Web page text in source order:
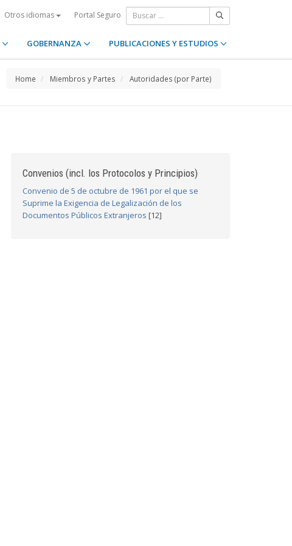
Otros idiomas Portal Seguro
GOBERNANZA PUBLICACIONES Y ESTUDIOS
Home Miembros y Partes Autoridades (por Parte)
Convenios (incl. los Protocolos y Principios)
Convenio de 5 de octubre de 1961 por el que se
Suprime la Exigencia de Legalización de los
Documentos Públicos Extranjeros [12]